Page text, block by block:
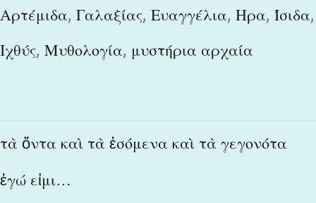
Αρτέμιδα, Γαλαξίας, Ευαγγέλια, Ηρα, Ίσιδα,
Ιχθύς, Μυθολογία, μυστήρια αρχαία
τὰ ὄντα καὶ τὰ ἐσόμενα καὶ τὰ γεγονότα
ἐγώ εἰμι…
τὰ
καὶ